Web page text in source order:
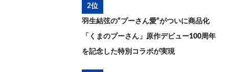
2位
羽生結弦の“プーさん愛”がついに商品化
「くまのプーさん」原作デビュー100周年
を記念した特別コラボが実現